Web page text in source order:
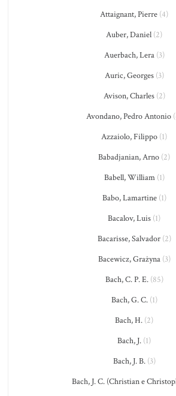
Attaignant, Pierre (4)
Auber, Daniel (2)
Auerbach, Lera(3)
Auric, Georges(3)
Avison, Charles(2)
Avondano, Pedro Antonio
Azzaiolo, Filippo (1)
Babadjanian, Arno (2)
Babell, William(1)
Babo, Lamartine(1)
Bacalov, Luis (1)
Bacarisse, Salvador(2)
Bacewicz, Grażyna(3)
Bach, C. P. E.(85)
Bach, G. C.(1)
Bach, H. (2)
Bach, J. (1)
Bach, J. B.(3)
Bach, J. C. (Christian e